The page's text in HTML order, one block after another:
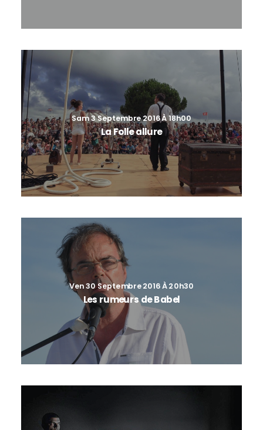
Sam 3 Septembre 2016 À 18h00
La Folle allure
Ven 30 Septembre 2016 À 20h30
Les rumeurs de Babel